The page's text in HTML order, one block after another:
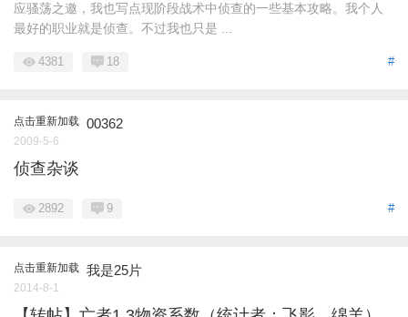
应骚荡之邀，我也写点现阶段战术中侦查的一些基本攻略。我个人
最好的职业就是侦查。不过我也只是 ...
#
4381 18
点击重新加载 00362
2009-5-6
侦查杂谈
#
2892 9
点击重新加载 我是25片
2014-8-1